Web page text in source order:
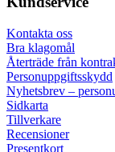
Kontakta oss
Bra klagomål
Återträde från
Personuppgiftsskydd
Nyhetsbrev –
Sidkarta
Tillverkare
Recensioner
Presentkort